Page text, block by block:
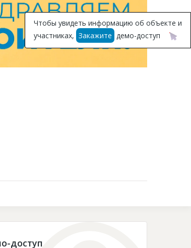
Инвестпроекты
Подписка на Базу
доступ
Чтобы увидеть информацию об объекте и
участниках, Закажите демо-доступ